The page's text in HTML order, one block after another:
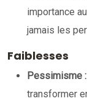
importance
jamais les
Faiblesses
Pessimisme :
transformer